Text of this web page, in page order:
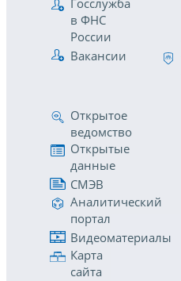
Госслужба
в ФНС
России
Вакансии
Открытое
ведомство
Открытые
данные
СМЭВ
Аналитический
портал
Видеоматериалы
Карта
сайта